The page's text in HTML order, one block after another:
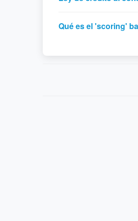
Qué es el 'scoring'